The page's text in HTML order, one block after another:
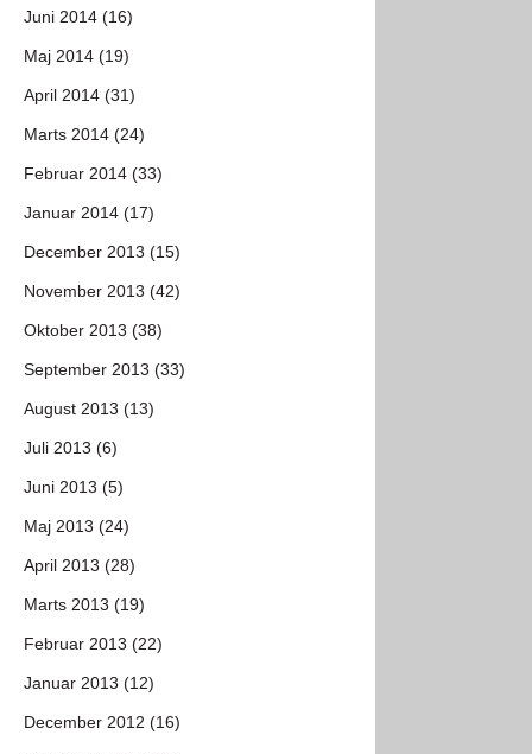
Juni 2014 (16)
Maj 2014 (19)
April 2014 (31)
Marts 2014 (24)
Februar 2014 (33)
Januar 2014 (17)
December 2013 (15)
November 2013 (42)
Oktober 2013 (38)
September 2013 (33)
August 2013 (13)
Juli 2013 (6)
Juni 2013 (5)
Maj 2013 (24)
April 2013 (28)
Marts 2013 (19)
Februar 2013 (22)
Januar 2013 (12)
December 2012 (16)